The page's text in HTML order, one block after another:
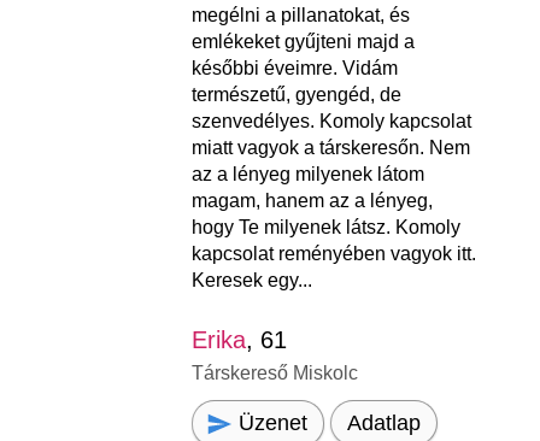
megélni a pillanatokat, és
emlékeket gyűjteni majd a
későbbi éveimre. Vidám
természetű, gyengéd, de
szenvedélyes. Komoly kapcsolat
miatt vagyok a társkeresőn. Nem
az a lényeg milyenek látom
magam, hanem az a lényeg,
hogy Te milyenek látsz. Komoly
kapcsolat reményében vagyok itt.
Keresek egy...
Erika, 61
Társkereső Miskolc
Üzenet Adatlap